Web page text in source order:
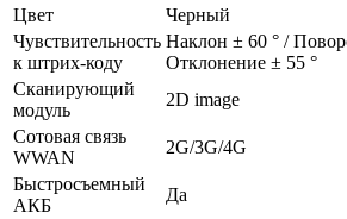
Цвет
Черный
Чувствительность
к штрих-коду
Наклон ± 60 ° /
Отклонение ± 55 °
Сканирующий
модуль
2D image
Сотовая связь
WWAN
2G/3G/4G
Быстросъемный
АКБ
Да